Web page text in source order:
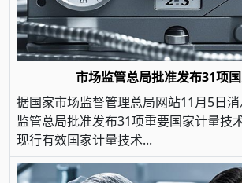
市场监管总局批准发布31项
据国家市场监督管理总局网站11月5日
监管总局批准发布31项重要国家计量技
现行有效国家计量技术...